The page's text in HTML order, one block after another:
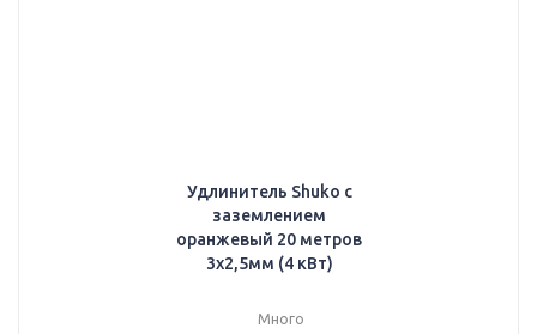
Удлинитель Shuko с
заземлением
оранжевый 20 метров
3х2,5мм (4 кВт)
Много